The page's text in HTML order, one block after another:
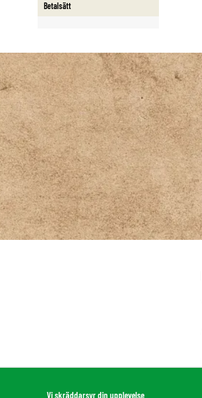
Betalsätt
Vi skräddarsyr din upplevelse